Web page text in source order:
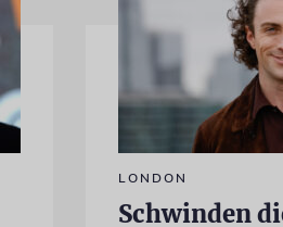
LONDON
Schwinden